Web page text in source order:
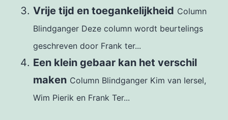
Vrije tijd en toegankelijkheid Column
Blindganger Deze column wordt beurtelings
geschreven door Frank ter...
Een klein gebaar kan het verschil
maken Column Blindganger Kim van Iersel,
Wim Pierik en Frank Ter...